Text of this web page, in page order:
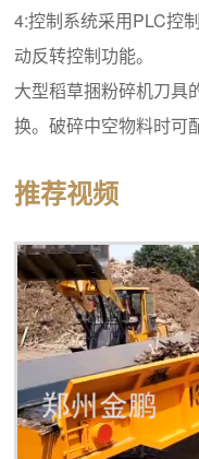
4:控制系统采用PLC控
动反转控制功能。
大型稻草捆粉碎机刀具
换。破碎中空物料时可
推荐视频